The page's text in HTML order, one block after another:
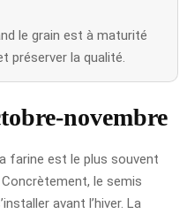
le grain est à maturité
préserver la qualité.
novembre
farine est le plus souvent
le semis
avant l’hiver. La